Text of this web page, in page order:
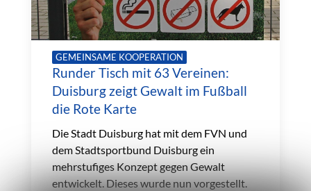
GEMEINSAME KOOPERATION
Runder Tisch mit 63 Vereinen:
Duisburg zeigt Gewalt im Fußball
die Rote Karte
Die Stadt Duisburg hat mit dem FVN und
dem Stadtsportbund Duisburg ein
mehrstufiges Konzept gegen Gewalt
entwickelt. Dieses wurde nun vorgestellt.